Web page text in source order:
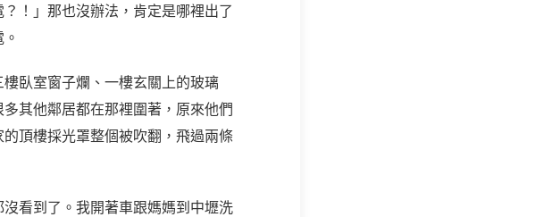
！」那也沒辦法，肯定是哪裡出了
臥室窗子爛、一樓玄關上的玻璃
其他鄰居都在那裡圍著，原來他們
頂樓採光罩整個被吹翻，飛過兩條
看到了。我開著車跟媽媽到中壢洗